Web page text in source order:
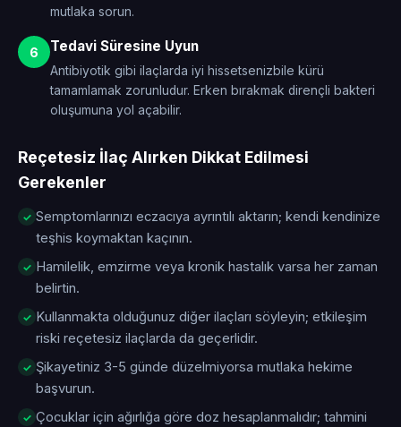
mutlaka sorun.
6 Tedavi Süresine Uyun
Antibiyotik gibi ilaçlarda iyi hissetsenizbile kürü
tamamlamak zorunludur. Erken bırakmak dirençli bakteri
oluşumuna yol açabilir.
Reçetesiz İlaç Alırken Dikkat Edilmesi
Gerekenler
Semptomlarınızı eczacıya ayrıntılı aktarın; kendi kendinize
teşhis koymaktan kaçının.
Hamilelik, emzirme veya kronik hastalık varsa her zaman
belirtin.
Kullanmakta olduğunuz diğer ilaçları söyleyin; etkileşim
riski reçetesiz ilaçlarda da geçerlidir.
Şikayetiniz 3-5 günde düzelmiyorsa mutlaka hekime
başvurun.
Çocuklar için ağırlığa göre doz hesaplanmalıdır; tahmini